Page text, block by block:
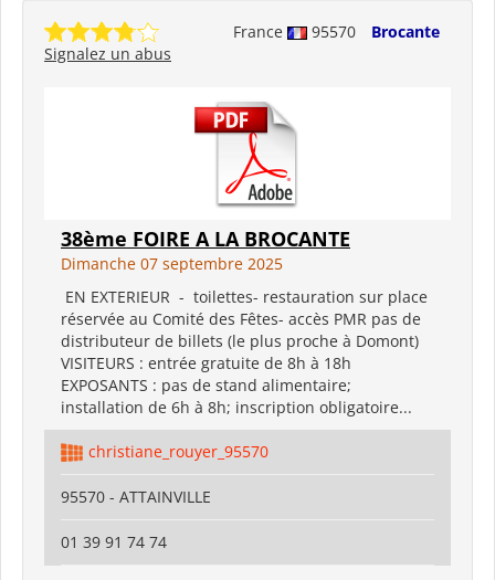
France 95570
Brocante
Signalez un abus
38ème FOIRE A LA BROCANTE
Dimanche 07 septembre 2025
EN EXTERIEUR - toilettes- restauration sur place
réservée au Comité des Fêtes- accès PMR pas de
distributeur de billets (le plus proche à Domont)
VISITEURS : entrée gratuite de 8h à 18h
EXPOSANTS : pas de stand alimentaire;
installation de 6h à 8h; inscription obligatoire...
christiane_rouyer_95570
95570 - ATTAINVILLE
01 39 91 74 74